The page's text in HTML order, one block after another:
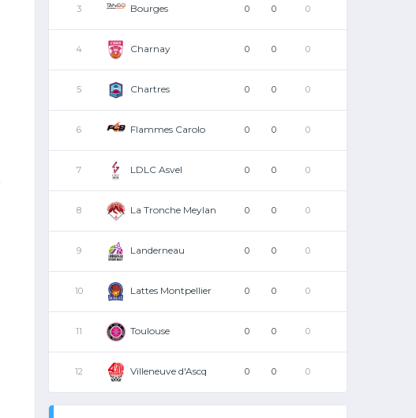
3 Bourges 0 0 0
4 Charnay 0 0 0
5 Chartres 0 0 0
6 Flammes Carolo 0 0 0
7 LDLC Asvel 0 0 0
8 La Tronche Meylan 0 0 0
9 Landerneau 0 0 0
10 Lattes Montpellier 0 0 0
11 Toulouse 0 0 0
12 Villeneuve d'Ascq 0 0 0